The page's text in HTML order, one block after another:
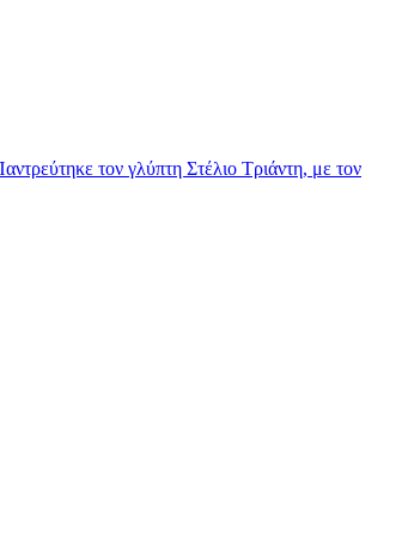
τον γλύπτη Στέλιο Τριάντη, με τον